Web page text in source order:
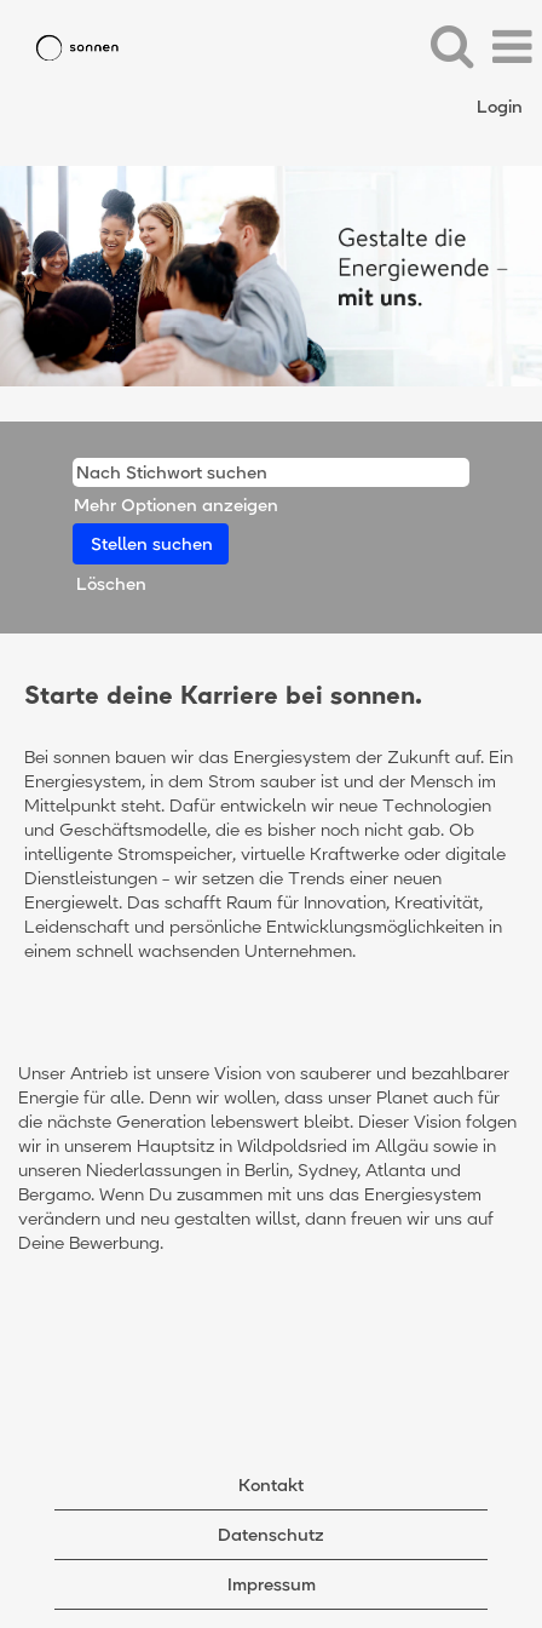
Login
Mehr Optionen anzeigen
Löschen
Starte deine Karriere bei sonnen.
Bei sonnen bauen wir das Energiesystem der Zukunft auf. Ein
Energiesystem, in dem Strom sauber ist und der Mensch im
Mittelpunkt steht. Dafür entwickeln wir neue Technologien
und Geschäftsmodelle, die es bisher noch nicht gab. Ob
intelligente Stromspeicher, virtuelle Kraftwerke oder digitale
Dienstleistungen – wir setzen die Trends einer neuen
Energiewelt. Das schafft Raum für Innovation, Kreativität,
Leidenschaft und persönliche Entwicklungsmöglichkeiten in
einem schnell wachsenden Unternehmen.
Unser Antrieb ist unsere Vision von sauberer und bezahlbarer
Energie für alle. Denn wir wollen, dass unser Planet auch für
die nächste Generation lebenswert bleibt. Dieser Vision folgen
wir in unserem Hauptsitz in Wildpoldsried im Allgäu sowie in
unseren Niederlassungen in Berlin, Sydney, Atlanta und
Bergamo. Wenn Du zusammen mit uns das Energiesystem
verändern und neu gestalten willst, dann freuen wir uns auf
Deine Bewerbung.
Kontakt
Datenschutz
Impressum